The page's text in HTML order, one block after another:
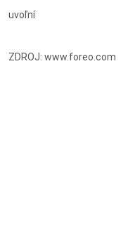
uvoľní
ZDROJ: www.foreo.com